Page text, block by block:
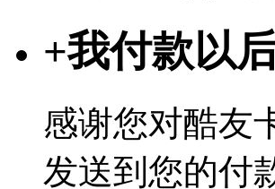
+我付款以
感谢您对酷友
发送到您的付